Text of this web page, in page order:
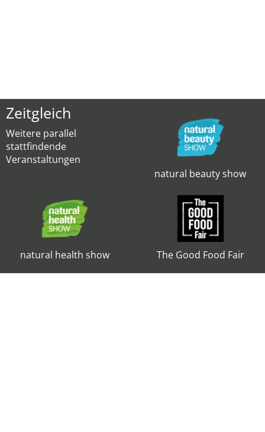
Zeitgleich
Weitere parallel
stattfindende
Veranstaltungen
natural beauty show
natural health show The Good Food Fair